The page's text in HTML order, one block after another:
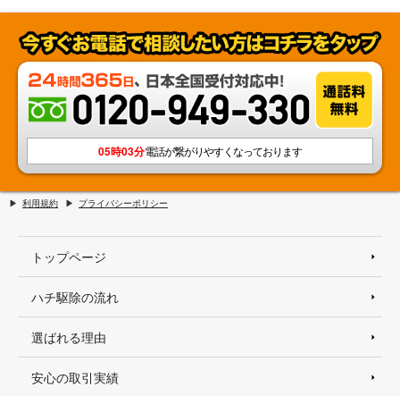
05時03分電話が繋がりやすくなっております
利用規約 プライバシーポリシー
トップページ
ハチ駆除の流れ
選ばれる理由
安心の取引実績